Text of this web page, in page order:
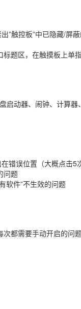
”触控板”中已隐藏/屏
题区，在触摸板上单
启动器、闹钟、计算
错误位置（大概点击
问题
软件”不生效的问题
次都需要手动开启的问